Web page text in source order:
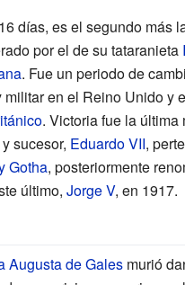
días, es el segundo más
por el de su tataranieta
. Fue un periodo de
en el Reino Unido y
. Victoria fue la última
sucesor, Eduardo VII,
Gotha, posteriormente
último, Jorge V, en 1917.
Augusta de Galesmurió